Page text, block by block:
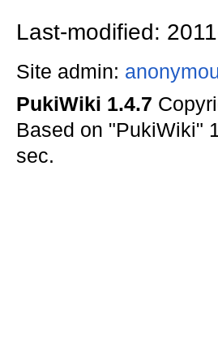
Last-modified:
Site admin:
PukiWiki 1.4.7
Based on "PukiWiki"
sec.